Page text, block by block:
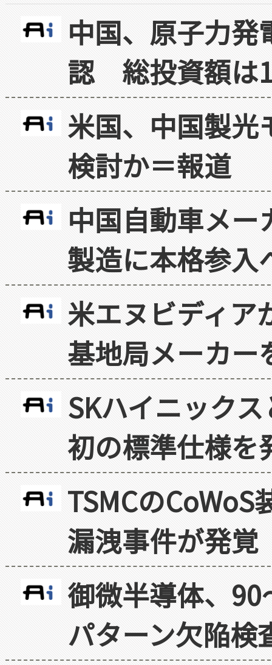
中国、原子力
認 総投資額は
米国、中国製光
検討か＝報道
中国自動車メ
製造に本格参入
米エヌビディア
基地局メーカー
SKハイニック
初の標準仕様を
TSMCの
漏洩事件が発覚
御微半導体、
パターン欠陥検